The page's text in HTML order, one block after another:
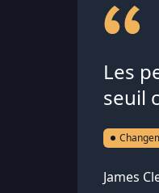
Les
seuil
James